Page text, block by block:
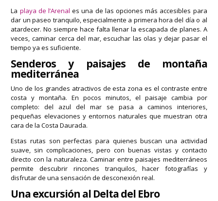
La playa de l’Arenal es una de las opciones más accesibles para
dar un paseo tranquilo, especialmente a primera hora del día o al
atardecer. No siempre hace falta llenar la escapada de planes. A
veces, caminar cerca del mar, escuchar las olas y dejar pasar el
tiempo ya es suficiente.
Senderos y paisajes de montaña
mediterránea
Uno de los grandes atractivos de esta zona es el contraste entre
costa y montaña. En pocos minutos, el paisaje cambia por
completo: del azul del mar se pasa a caminos interiores,
pequeñas elevaciones y entornos naturales que muestran otra
cara de la Costa Daurada.
Estas rutas son perfectas para quienes buscan una actividad
suave, sin complicaciones, pero con buenas vistas y contacto
directo con la naturaleza. Caminar entre paisajes mediterráneos
permite descubrir rincones tranquilos, hacer fotografías y
disfrutar de una sensación de desconexión real.
Una excursión al Delta del Ebro